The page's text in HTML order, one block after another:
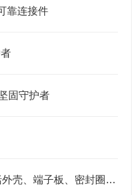
靠连接件
固守护者
GUA 防爆接线盒的结构主要包括外壳、端子板、密封圈、接线孔等部分